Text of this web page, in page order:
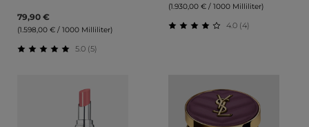
79,90 €
(1.598,00 € / 1000 Milliliter)
5.0 (5)
(1.930,00 € / 1000 Milliliter)
4.0 (4)